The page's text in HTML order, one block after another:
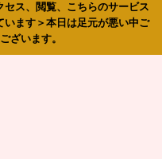
ス、閲覧、こちらのサービス
います＞本日は足元が悪い中ご
ざいます。